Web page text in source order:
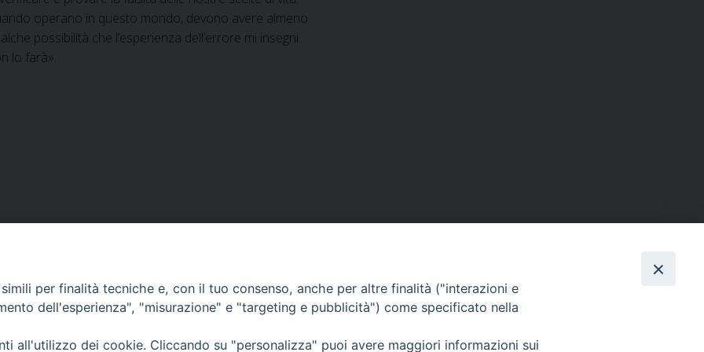
operano in questo mondo, devono avere almeno
possibilità che l’esperienza dell’errore mi insegni
lo farà».
per finalità tecniche e, con il tuo consenso, anche per altre finalità ("interazioni e
dell'esperienza", "misurazione" e "targeting e pubblicità") come specificato nella
all'utilizzo dei cookie. Cliccando su "personalizza" puoi avere maggiori informazioni sui